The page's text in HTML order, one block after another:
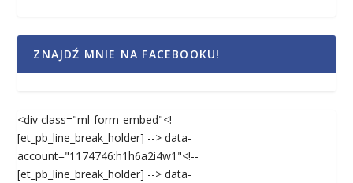
ZNAJDŹ MNIE NA FACEBOOKU!
<div class="ml-form-embed"<!--
[et_pb_line_break_holder] --> data-
account="1174746:h1h6a2i4w1"<!--
[et_pb_line_break_holder] --> data-